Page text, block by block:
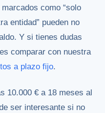
como “solo
entidad” pueden no
Y si tienes dudas
comparar con nuestra
a plazo fijo.
10.000 € a 18 meses al
ser interesante si no